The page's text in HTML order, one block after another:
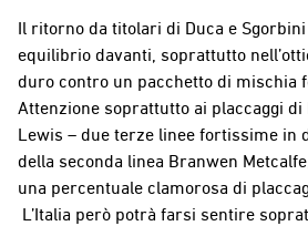
Il ritorno da titolari di Duca e
equilibrio davanti, soprattutto
duro contro un pacchetto di mischia
Attenzione soprattutto ai placcaggi di
Lewis – due terze linee fortissime in
della seconda linea Branwen
una percentuale clamorosa di
L’Italia però potrà farsi sentire